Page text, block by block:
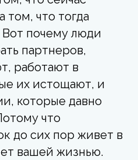
том, что тогда
Вот почему люди
партнеров,
работают в
их истощают, и
которые давно
что
до сих пор живет в
вашей жизнью.